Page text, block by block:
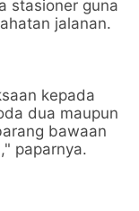
stasioner guna
jalanan.
kepada
dua maupun
bawaan
paparnya.